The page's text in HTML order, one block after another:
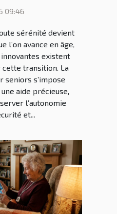
pour
09:46
sérénité devient
l’on avance en âge,
existent
cette transition. La
seniors s’impose
aide précieuse,
l’autonomie
et...